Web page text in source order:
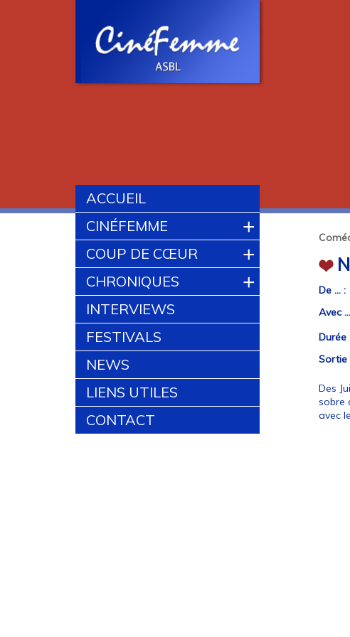
ACCUEIL
CINÉFEMME
+
COUP DE CŒUR +
CHRONIQUES +
INTERVIEWS
FESTIVALS
NEWS
LIENS UTILES
CONTACT
De ... :
Avec
Durée
Sortie
Des
sobre
avec